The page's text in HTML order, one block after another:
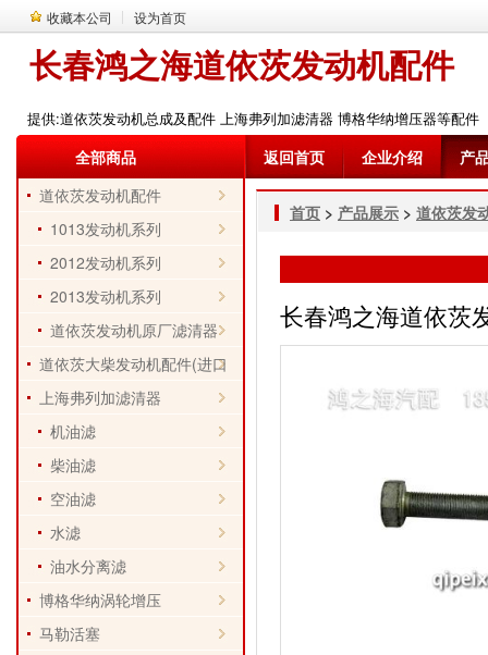
收藏本公司 设为首页
长春鸿之海道依茨发动机配件
提供:道依茨发动机总成及配件 上海弗列加滤清器 博格华纳增压器等配件
全部商品 返回首页 企业介绍
产
道依茨发动机配件
1013发动机系列
2012发动机系列
2013发动机系列
道依茨发动机原厂滤清器
道依茨大柴发动机配件(进口
件)
上海弗列加滤清器
机油滤
柴油滤
空油滤
水滤
油水分离滤
博格华纳涡轮增压
马勒活塞
首页 > 产品展示 > 道依茨发
长春鸿之海道依茨